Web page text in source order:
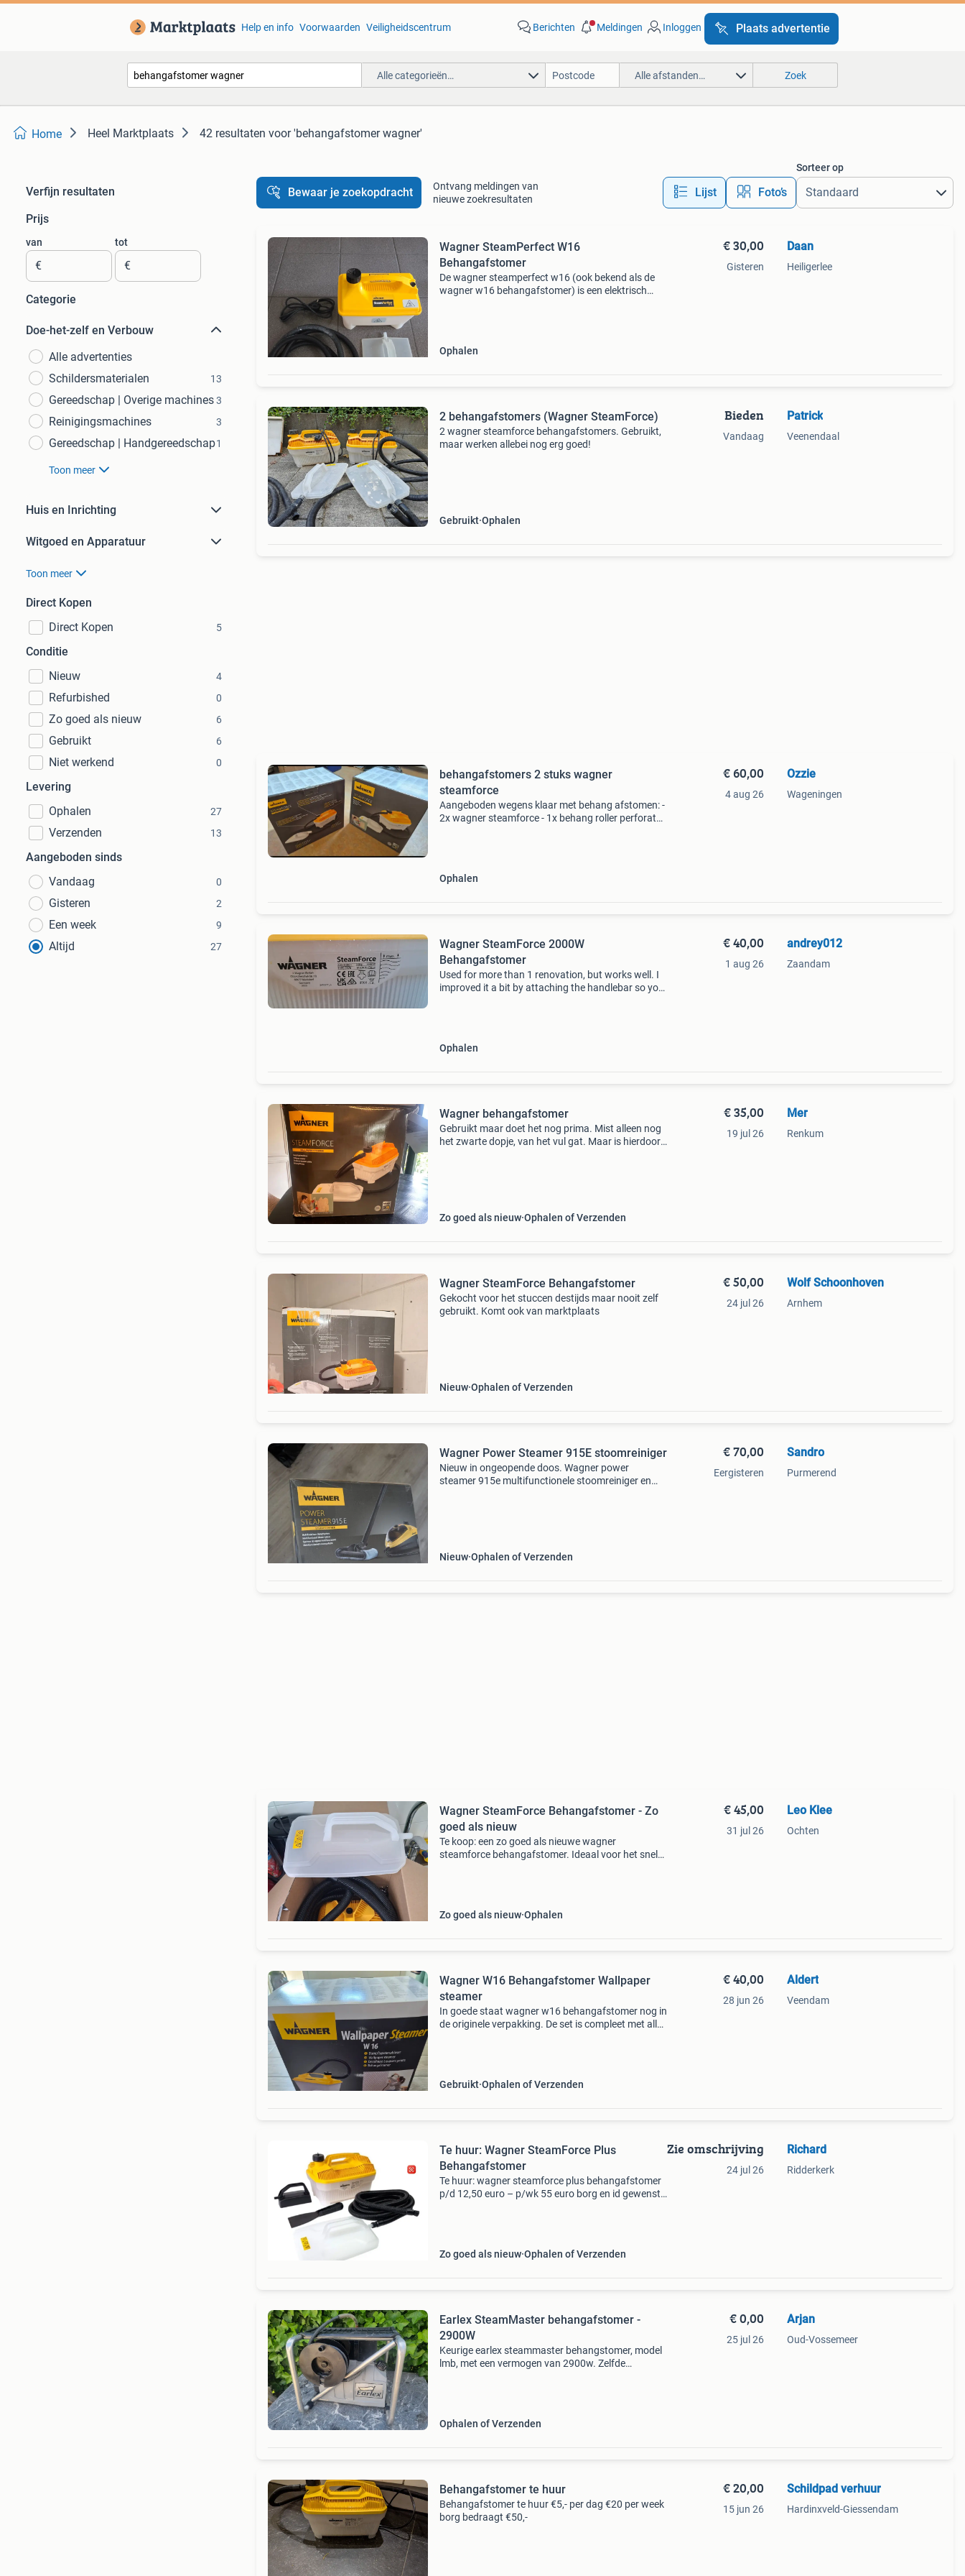
Help en info Voorwaarden Veiligheidscentrum Berichten Meldingen Inloggen Plaats advertentie
Alle categorieën… Alle afstanden… Zoek
Home Heel Marktplaats 42 resultaten voor 'behangafstomer wagner'
Verfijn resultaten
Prijs
van
€
tot
€
Categorie
Doe-het-zelf en Verbouw
Alle advertenties
Schildersmaterialen
13
Gereedschap | Overige machines3
Reinigingsmachines 3
Gereedschap | Handgereedschap1
Toon meer
Huis en Inrichting
Witgoed en Apparatuur
Toon meer
Direct Kopen
Direct Kopen
5
Conditie
Nieuw
4
Refurbished 0
Zo goed als nieuw 6
Gebruikt 6
Niet werkend 0
Levering
Ophalen
27
Verzenden 13
Aangeboden sinds
Vandaag
0
Gisteren 2
Een week 9
Altijd 27
Bewaar je zoekopdracht
Ontvang meldingen van
nieuwe zoekresultaten
Lijst Foto’s
Sorteer op
Wagner SteamPerfect W16
Behangafstomer
De wagner steamperfect w16 (ook bekend als de
wagner w16 behangafstomer) is een elektrisch
Ophalen
€ 30,00
Gisteren
Daan
Heiligerlee
2 behangafstomers (Wagner SteamForce)
2 wagner steamforce behangafstomers. Gebruikt,
maar werken allebei nog erg goed!
Gebruikt Ophalen
Bieden
Vandaag
Patrick
Veenendaal
behangafstomers 2 stuks wagner
steamforce
Aangeboden wegens klaar met behang afstomen: -
2x wagner steamforce - 1x behang roller perforator
Ophalen
€ 60,00
4 aug 26
Ozzie
Wageningen
Wagner SteamForce 2000W
Behangafstomer
Used for more than 1 renovation, but works well. I
improved it a bit by attaching the handlebar so you
Ophalen
€ 40,00
1 aug 26
andrey012
Zaandam
Wagner behangafstomer
Gebruikt maar doet het nog prima. Mist alleen nog
het zwarte dopje, van het vul gat. Maar is hierdoor
Zo goed als nieuw Ophalen of Verzenden
€ 35,00
19 jul 26
Mer
Renkum
Wagner SteamForce Behangafstomer
Gekocht voor het stuccen destijds maar nooit zelf
gebruikt. Komt ook van marktplaats
Nieuw Ophalen of Verzenden
€ 50,00
24 jul 26
Wolf Schoonhoven
Arnhem
Wagner Power Steamer 915E stoomreiniger
Nieuw in ongeopende doos. Wagner power
steamer 915e multifunctionele stoomreiniger en
Nieuw Ophalen of Verzenden
€ 70,00
Eergisteren
Sandro
Purmerend
Wagner SteamForce Behangafstomer - Zo
goed als nieuw
Te koop: een zo goed als nieuwe wagner
steamforce behangafstomer. Ideaal voor het snel
Zo goed als nieuw Ophalen
€ 45,00
31 jul 26
Leo Klee
Ochten
Wagner W16 Behangafstomer Wallpaper
steamer
In goede staat wagner w16 behangafstomer nog in
de originele verpakking. De set is compleet met alle
Gebruikt Ophalen of Verzenden
€ 40,00
28 jun 26
Aldert
Veendam
Te huur: Wagner SteamForce Plus
Behangafstomer
Te huur: wagner steamforce plus behangafstomer
p/d 12,50 euro – p/wk 55 euro borg en id gewenst
Zo goed als nieuw Ophalen of Verzenden
Zie omschrijving
24 jul 26
Richard
Ridderkerk
Earlex SteamMaster behangafstomer -
2900W
Keurige earlex steammaster behangstomer, model
lmb, met een vermogen van 2900w. Zelfde
Ophalen of Verzenden
€ 0,00
25 jul 26
Arjan
Oud-Vossemeer
Behangafstomer te huur
Behangafstomer te huur €5,- per dag €20 per week
borg bedraagt €50,-
€ 20,00
15 jun 26
Schildpad verhuur
Hardinxveld-Giessendam